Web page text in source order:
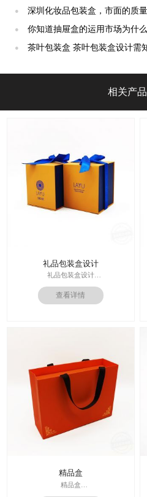
98%[吉彩四方]
●
深圳化妆品包装盒，市面的质
[吉彩四方]
●
你知道抽屉盒的运用市场为什
[吉彩四方]
●
茶叶包装盒 茶叶包装盒设计需知事项[吉彩四
相关产
礼品包装盒设计
礼品包装盒设计
印刷技术：专色印刷/四色印刷
内材料：特种纸
运输：全球发货，售后无忧
查看详情
精品盒
精品盒
印刷技术： 专色印刷